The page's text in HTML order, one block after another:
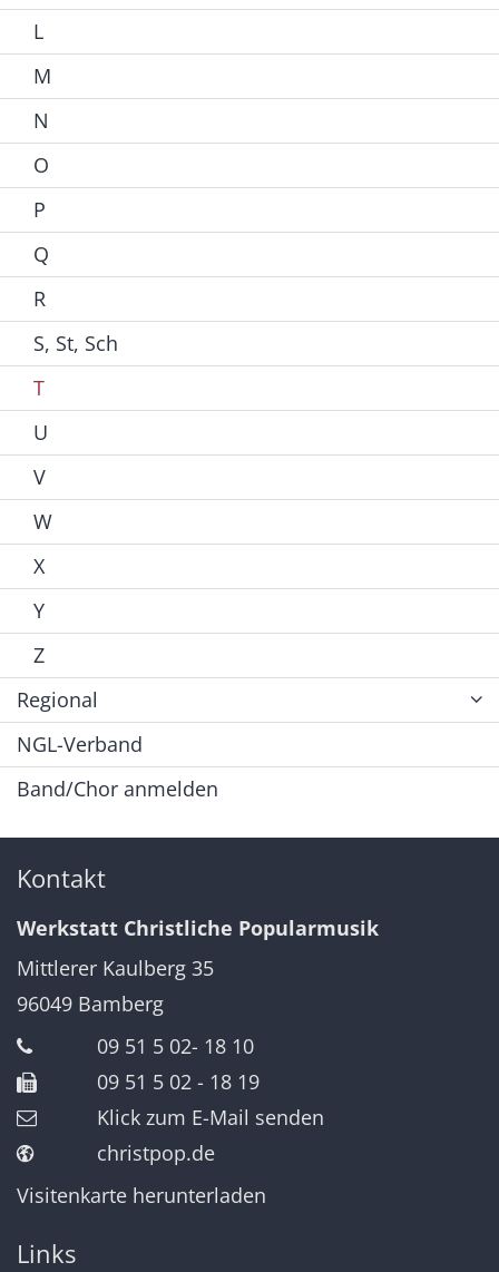
L
M
N
O
P
Q
R
S, St, Sch
T
U
V
W
X
Y
Z
Regional
NGL-Verband
Band/Chor anmelden
Kontakt
Werkstatt Christliche Popularmusik
Mittlerer Kaulberg 35
96049 Bamberg
09 51 5 02- 18 10
09 51 5 02 - 18 19
Klick zum E-Mail senden
christpop.de
Visitenkarte herunterladen
Links